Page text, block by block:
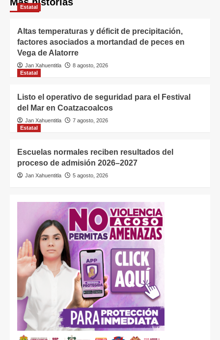
Estatal
Altas temperaturas y déficit de precipitación,
factores asociados a mortandad de peces en
Vega de Alatorre
Jan Xahuentitla
8 agosto, 2026
Estatal
Listo el operativo de seguridad para el Festival
del Mar en Coatzacoalcos
Jan Xahuentitla
7 agosto, 2026
Estatal
Escuelas normales reciben resultados del
proceso de admisión 2026–2027
Jan Xahuentitla 5 agosto, 2026